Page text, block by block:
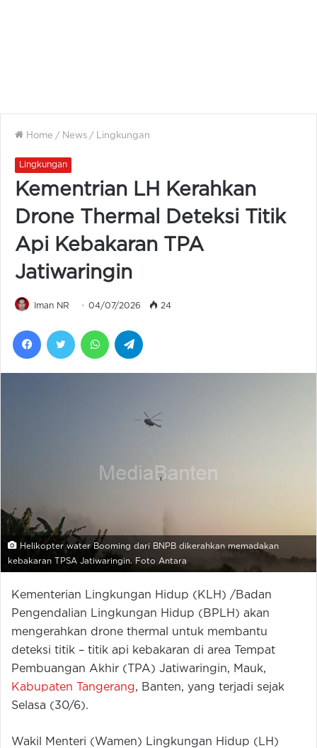
Home / News / Lingkungan
Lingkungan
Kementrian LH Kerahkan
Drone Thermal Deteksi Titik
Api Kebakaran TPA
Jatiwaringin
Iman NR 04/07/2026 24
FacebookTwitter WhatsApp
Helikopter water Booming dari BNPB dikerahkan memadakan
kebakaran TPSA Jatiwaringin. Foto Antara
Kementerian Lingkungan Hidup (KLH) /Badan
Pengendalian Lingkungan Hidup (BPLH) akan
mengerahkan drone thermal untuk membantu
deteksi titik – titik api kebakaran di area Tempat
Pembuangan Akhir (TPA) Jatiwaringin, Mauk,
Kabupaten Tangerang, Banten, yang terjadi sejak
Selasa (30/6).
Wakil Menteri (Wamen) Lingkungan Hidup (LH)